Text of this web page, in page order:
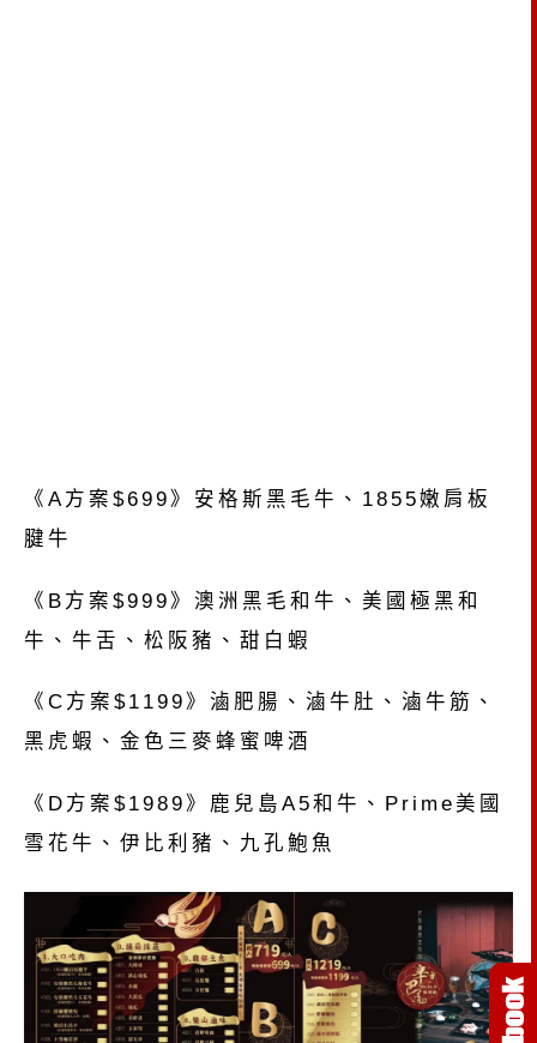
《A方案$699》安格斯黑毛牛、1855嫩肩板
腱牛
《B方案$999》澳洲黑毛和牛、美國極黑和
牛、牛舌、松阪豬、甜白蝦
《C方案$1199》滷肥腸、滷牛肚、滷牛筋、
黑虎蝦、金色三麥蜂蜜啤酒
《D方案$1989》鹿兒島A5和牛、Prime美國
雪花牛、伊比利豬、九孔鮑魚